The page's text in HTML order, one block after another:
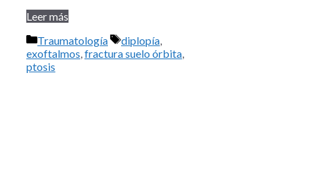
Leer más
Categorías
Traumatología Etiquetas
diplopía,
exoftalmos,fractura suelo órbita,
ptosis